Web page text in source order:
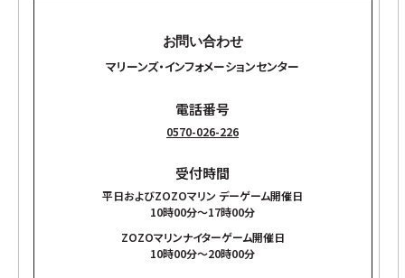
お問い合わせ
マリーンズ・インフォメーションセンター
電話番号
0570-026-226
受付時間
平日およびZOZOマリン デーゲーム開催日
10時00分～17時00分
ZOZOマリンナイターゲーム開催日
10時00分～20時00分